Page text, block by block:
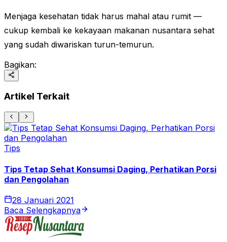
Menjaga kesehatan tidak harus mahal atau rumit —
cukup kembali ke kekayaan makanan nusantara sehat
yang sudah diwariskan turun-temurun.
Bagikan:
Artikel Terkait
Tips
Tips Tetap Sehat Konsumsi Daging, Perhatikan Porsi
dan Pengolahan
28 Januari 2021
Baca Selengkapnya